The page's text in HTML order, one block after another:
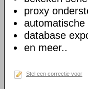
proxy
database
en meer..
Stel een correctie voor